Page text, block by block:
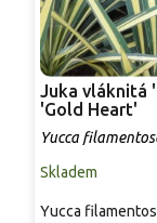
Juka vláknitá
'Gold Heart'
Yucca
Skladem
Yucca